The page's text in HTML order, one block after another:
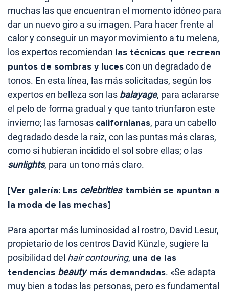
muchas las que encuentran el momento idóneo para
dar un nuevo giro a su imagen. Para hacer frente al
calor y conseguir un mayor movimiento a tu melena,
los expertos recomiendan las técnicas que recrean
puntos de sombras y lucescon un degradado de
tonos. En esta línea, las más solicitadas, según los
expertos en belleza son las balayage, para aclararse
el pelo de forma gradual y que tanto triunfaron este
invierno; las famosas californianas, para un cabello
degradado desde la raíz, con las puntas más claras,
como si hubieran incidido el sol sobre ellas; o las
sunlights, para un tono más claro.
[Ver galería: Las celebritiestambién se apuntan a
la moda de las mechas]
Para aportar más luminosidad al rostro, David Lesur,
propietario de los centros David Künzle, sugiere la
posibilidad del hair contouring, una de las
tendencias beautymás demandadas. «Se adapta
muy bien a todas las personas, pero es fundamental